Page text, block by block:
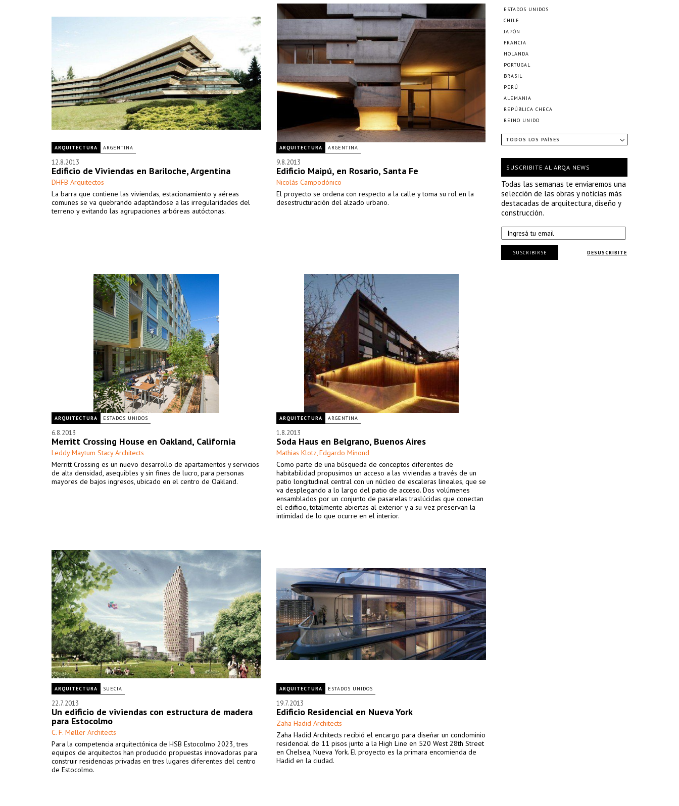
ARQUITECTURA ARGENTINA
12.8.2013
Edificio de Viviendas en Bariloche, Argentina
DHFB Arquitectos
La barra que contiene las viviendas, estacionamiento y aéreas
comunes se va quebrando adaptándose a las irregularidades del
terreno y evitando las agrupaciones arbóreas autóctonas.
ARQUITECTURA ARGENTINA
9.8.2013
Edificio Maipú, en Rosario, Santa Fe
Nicolás Campodónico
El proyecto se ordena con respecto a la calle y toma su rol en la
desestructuración del alzado urbano.
ARQUITECTURA ESTADOS UNIDOS
6.8.2013
Merritt Crossing House en Oakland, California
Leddy Maytum Stacy Architects
Merritt Crossing es un nuevo desarrollo de apartamentos y servicios
de alta densidad, asequibles y sin fines de lucro, para personas
mayores de bajos ingresos, ubicado en el centro de Oakland.
ARQUITECTURA ARGENTINA
1.8.2013
Soda Haus en Belgrano, Buenos Aires
Mathias Klotz, Edgardo Minond
Como parte de una búsqueda de conceptos diferentes de
habitabilidad propusimos un acceso a las viviendas a través de un
patio longitudinal central con un núcleo de escaleras lineales, que se
va desplegando a lo largo del patio de acceso. Dos volúmenes
ensamblados por un conjunto de pasarelas traslúcidas que conectan
el edificio, totalmente abiertas al exterior y a su vez preservan la
intimidad de lo que ocurre en el interior.
ARQUITECTURA SUECIA
22.7.2013
Un edificio de viviendas con estructura de madera
para Estocolmo
C. F. Møller Architects
Para la competencia arquitectónica de HSB Estocolmo 2023, tres
equipos de arquitectos han producido propuestas innovadoras para
construir residencias privadas en tres lugares diferentes del centro
de Estocolmo.
ARQUITECTURA ESTADOS UNIDOS
19.7.2013
Edificio Residencial en Nueva York
Zaha Hadid Architects
Zaha Hadid Architects recibió el encargo para diseñar un condominio
residencial de 11 pisos junto a la High Line en 520 West 28th Street
en Chelsea, Nueva York. El proyecto es la primara encomienda de
Hadid en la ciudad.
ESTADOS UNIDOS
CHILE
JAPÓN
FRANCIA
HOLANDA
PORTUGAL
BRASIL
PERÚ
ALEMANIA
REPÚBLICA CHECA
REINO UNIDO
TODOS LOS PAÍSES
SUSCRIBITE AL ARQA NEWS
Todas las semanas te enviaremos una
selección de las obras y noticias más
destacadas de arquitectura, diseño y
construcción.
DESUSCRIBITE
SUSCRIBIRSE